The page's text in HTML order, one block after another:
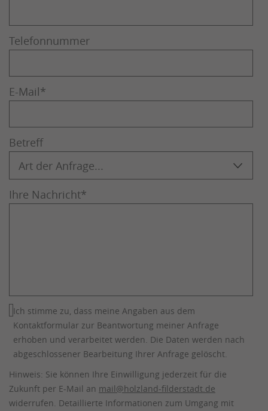
Telefonnummer
E-Mail*
Betreff
Ihre Nachricht*
Ich stimme zu, dass meine Angaben aus dem
Kontaktformular zur Beantwortung meiner Anfrage
erhoben und verarbeitet werden. Die Daten werden nach
abgeschlossener Bearbeitung Ihrer Anfrage gelöscht.
Hinweis: Sie können Ihre Einwilligung jederzeit für die
Zukunft per E-Mail an mail@holzland-filderstadt.de
widerrufen. Detaillierte Informationen zum Umgang mit